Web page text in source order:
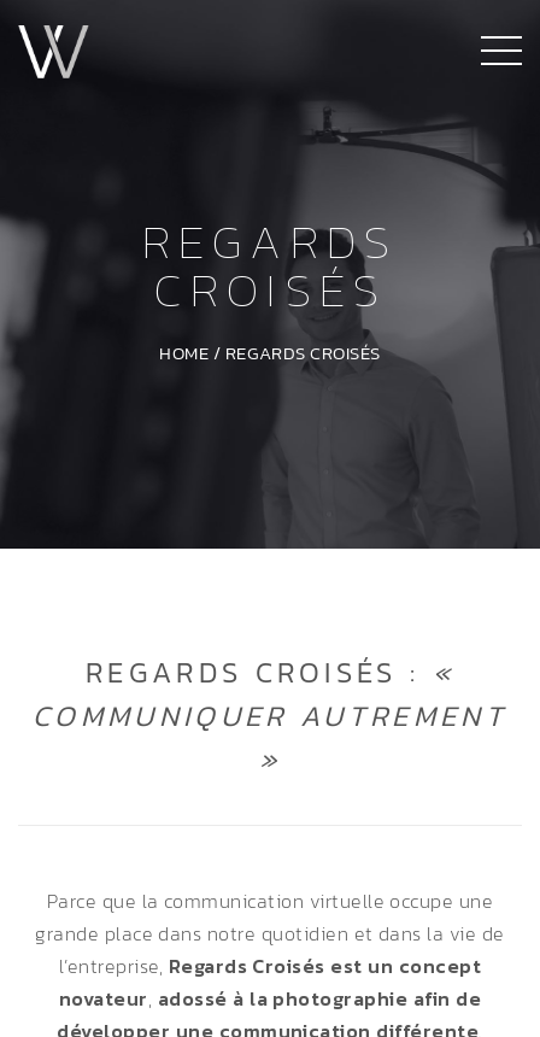
REGARDS
CROISÉS
HOME / REGARDS CROISÉS
REGARDS CROISÉS : «
COMMUNIQUER AUTREMENT
»
Parce que la communication virtuelle occupe une
grande place dans notre quotidien et dans la vie de
l’entreprise, Regards Croisés est un concept
novateur, adossé à la photographie afin de
développer une communication différente,